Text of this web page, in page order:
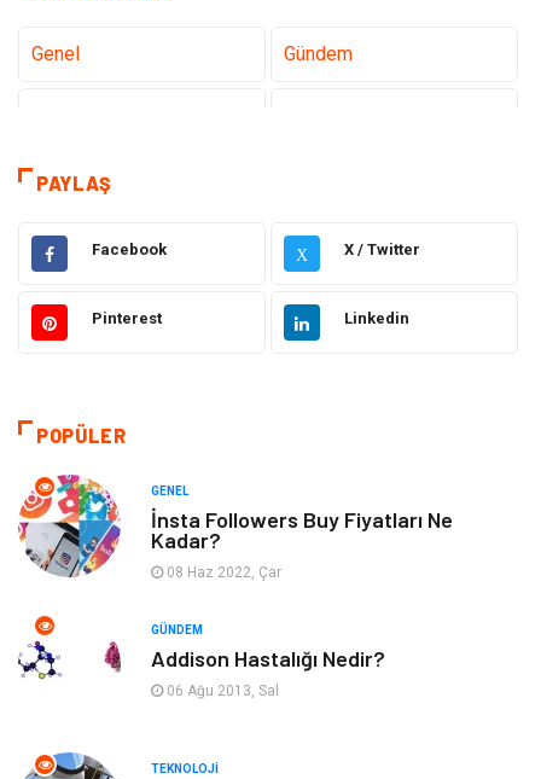
Genel Gündem
Teknoloji & İnternet
Elektrik & Elektronik Eğitim
Gıda Estetik ve Güzellik
Otomotiv
Giyim
Cilt ve Deri Hastalıkları
Organizasyon Hastalıklar
PAYLAŞ
Facebook X X / Twitter
Pinterest Linkedin
POPÜLER
GENEL
İnsta Followers Buy Fiyatları Ne
Kadar?
08 Haz 2022, Çar
GÜNDEM
Addison Hastalığı Nedir?
06 Ağu 2013, Sal
TEKNOLOJI